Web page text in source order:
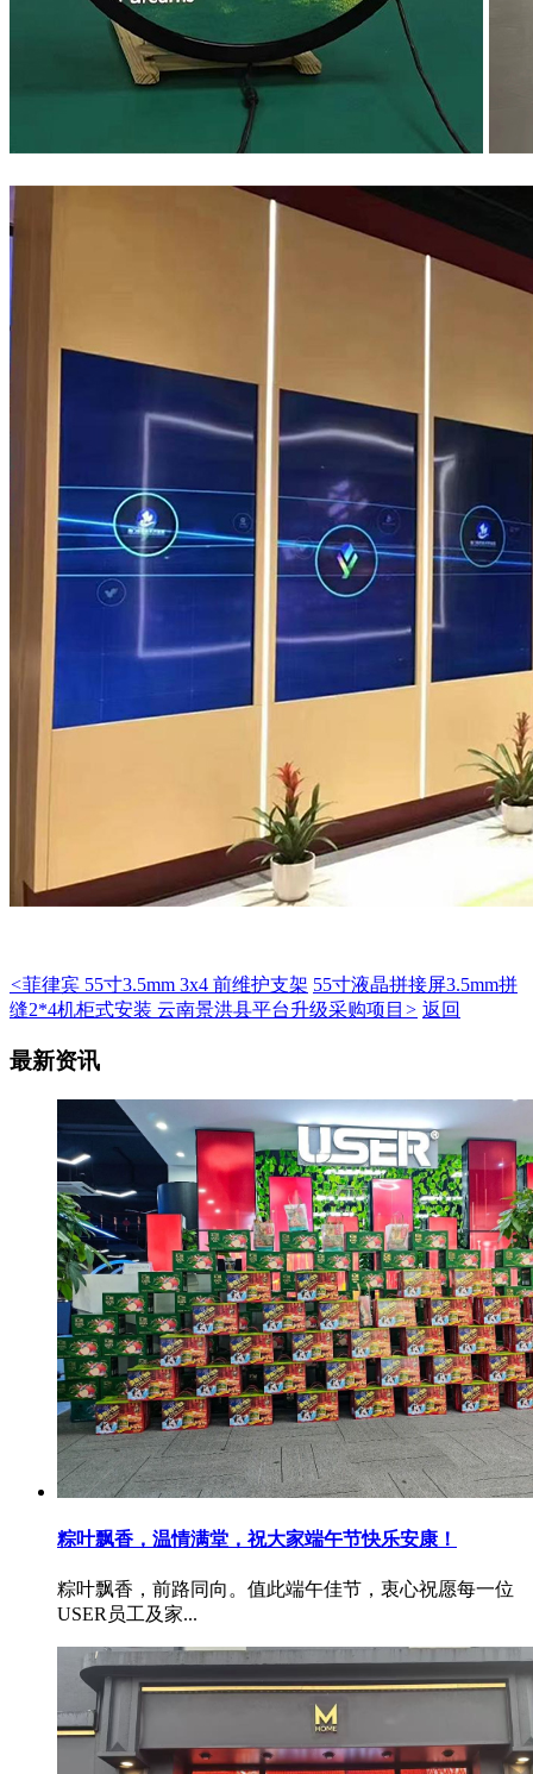
<菲律宾 55寸3.5mm 3x4 前维护支架 55寸液晶拼接屏3.5mm拼
缝2*4机柜式安装 云南景洪县平台升级采购项目 > 返回
最新资讯
粽叶飘香，温情满堂，祝大家端午节快乐安康！
粽叶飘香，前路同向。值此端午佳节，衷心祝愿每一位
USER员工及家...